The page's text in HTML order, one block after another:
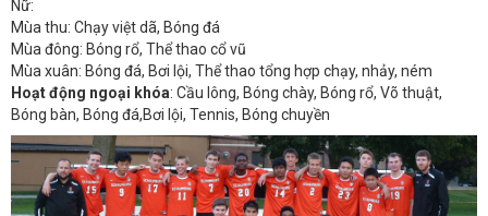
Nữ:
Mùa thu: Chạy việt dã, Bóng đá
Mùa đông: Bóng rổ, Thể thao cổ vũ
Mùa xuân: Bóng đá, Bơi lội, Thể thao tổng hợp chạy, nhảy, ném
Hoạt động ngoại khóa: Cầu lông, Bóng chày, Bóng rổ, Võ thuật,
Bóng bàn, Bóng đá,Bơi lội, Tennis, Bóng chuyền